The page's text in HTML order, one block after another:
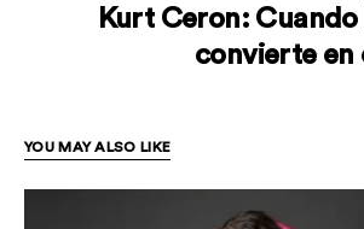
Kurt Ceron: Cuando
convierte en
YOU MAY ALSO LIKE